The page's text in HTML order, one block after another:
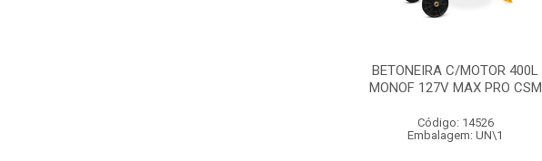
BETONEIRA C/MOTOR 400L
MONOF 127V MAX PRO CSM
Código: 14526
Embalagem: UN\1